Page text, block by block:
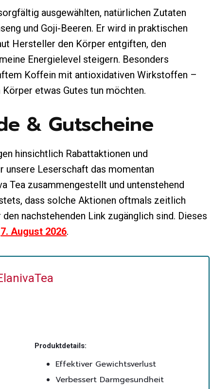
ausgewählten, natürlichen Zutaten
und Goji-Beeren. Er wird in praktischen
Hersteller den Körper entgiften, den
Energielevel steigern. Besonders
Koffein mit antioxidativen Wirkstoffen –
etwas Gutes tun möchten.
& Gutscheine
hinsichtlich Rabattaktionen und
unsere Leserschaft das momentan
Tea zusammengestellt und untenstehend
dass solche Aktionen oftmals zeitlich
nachstehenden Link zugänglich sind. Dieses
7. August 2026.
Produktdetails:
Effektiver Gewichtsverlust
Verbessert Darmgesundheit